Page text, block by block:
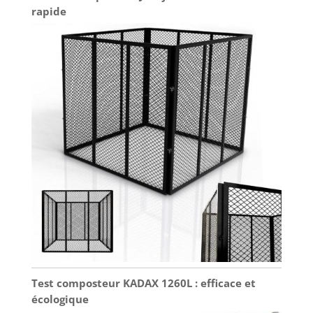
rapide
Test composteur KADAX 1260L : efficace et
écologique